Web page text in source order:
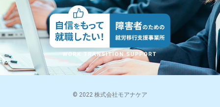
© 2022 株式会社モアナケア